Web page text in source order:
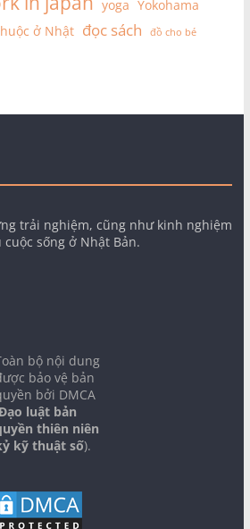
yoga Yokohama
ở Nhật đọc sách đồ cho bé
trải nghiệm, cũng như kinh nghiệm
sống ở Nhật Bản.
bộ nội dung
bảo vệ bản
bởi DMCA
luật bản
thiên niên
kỹ thuật số).